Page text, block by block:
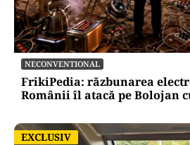
NECONVENTIONAL
FrikiPedia: răzbunarea
Românii îl atacă pe Bolojan
EXCLUSIV
EXCLUSIV